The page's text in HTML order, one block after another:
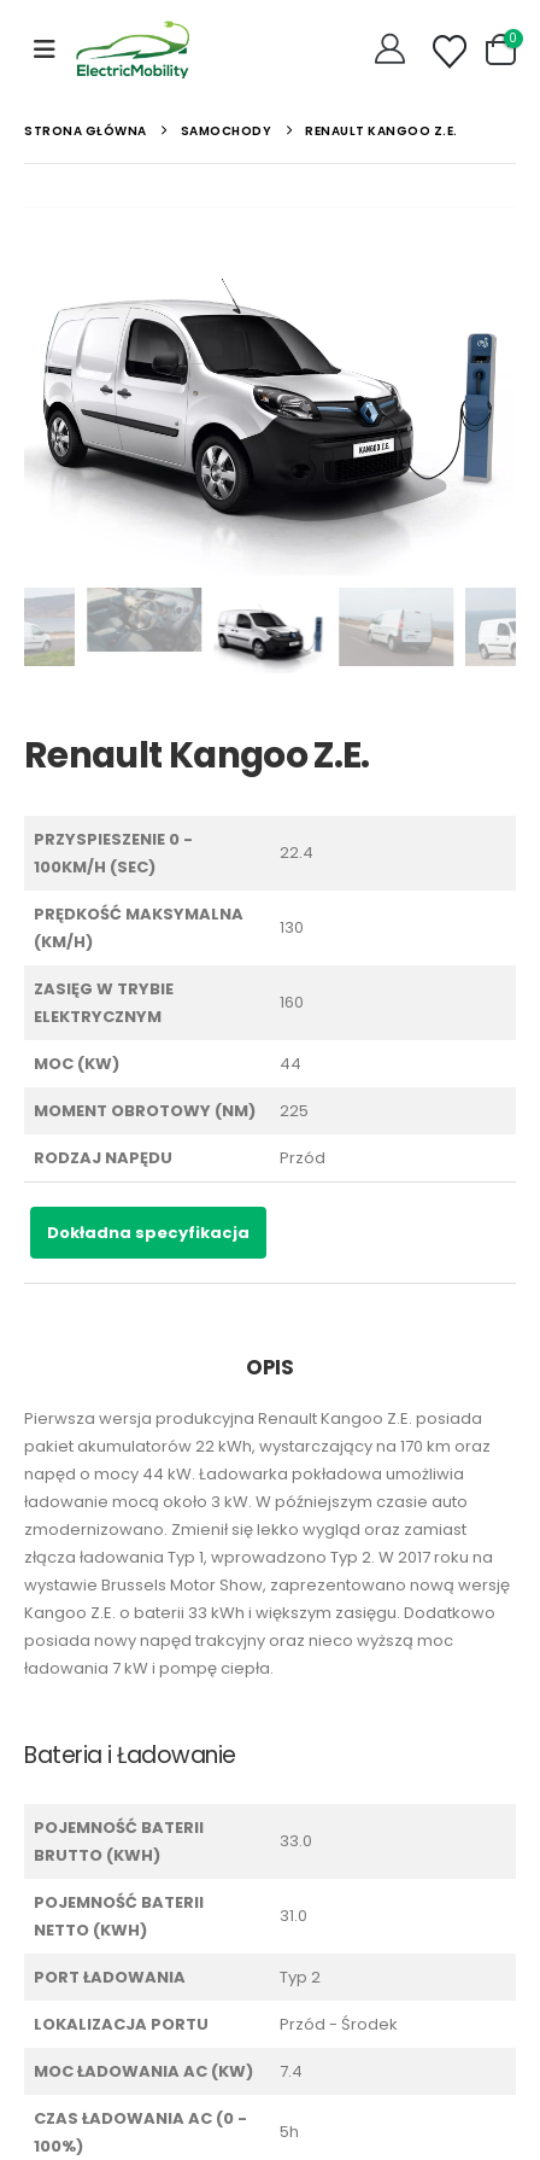
0
STRONA GŁÓWNA SAMOCHODY RENAULT KANGOO Z.E.
Renault Kangoo Z.E.
PRZYSPIESZENIE 0 -
100KM/H (SEC)
22.4
PRĘDKOŚĆ MAKSYMALNA
(KM/H)
130
ZASIĘG W TRYBIE
ELEKTRYCZNYM
160
MOC (KW) 44
MOMENT OBROTOWY (NM) 225
RODZAJ NAPĘDU Przód
Dokładna specyfikacja
OPIS
Pierwsza wersja produkcyjna Renault Kangoo Z.E. posiada
pakiet akumulatorów 22 kWh, wystarczający na 170 km oraz
napęd o mocy 44 kW. Ładowarka pokładowa umożliwia
ładowanie mocą około 3 kW. W późniejszym czasie auto
zmodernizowano. Zmienił się lekko wygląd oraz zamiast
złącza ładowania Typ 1, wprowadzono Typ 2. W 2017 roku na
wystawie Brussels Motor Show, zaprezentowano nową wersję
Kangoo Z.E. o baterii 33 kWh i większym zasięgu. Dodatkowo
posiada nowy napęd trakcyjny oraz nieco wyższą moc
ładowania 7 kW i pompę ciepła.
Bateria i Ładowanie
POJEMNOŚĆ BATERII
BRUTTO (KWH)
33.0
POJEMNOŚĆ BATERII
NETTO (KWH)
31.0
PORT ŁADOWANIA Typ 2
LOKALIZACJA PORTU Przód - Środek
MOC ŁADOWANIA AC (KW) 7.4
CZAS ŁADOWANIA AC (0 -
100%)
5h